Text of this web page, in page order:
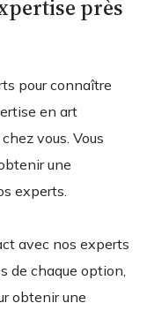
près
pour connaître
en art
vous. Vous
une
experts.
avec nos experts
de chaque option,
obtenir une